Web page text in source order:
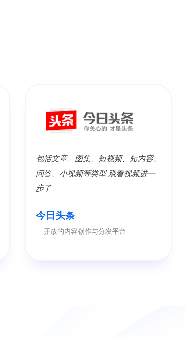
包括文章、图集、短视频、短内容、
问答、小视频等类型 观看视频进一
步了
今日头条
—开放的内容创作与分发平台